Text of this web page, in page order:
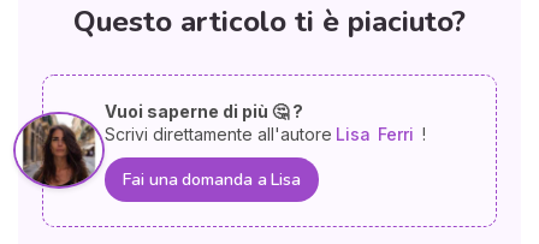
Questo articolo ti è piaciuto?
Vuoi saperne di più 🤔 ?
Scrivi direttamente all'autore Lisa Ferri !
Fai una domanda a Lisa